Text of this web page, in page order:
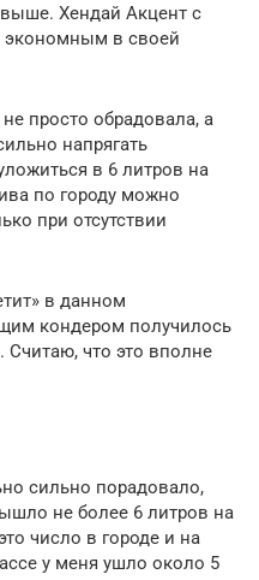
выше. Хендай Акцент с
экономным в своей
просто обрадовала, а
напрягать
в 6 литров на
по городу можно
при отсутствии
в данном
кондером получилось
что это вполне
сильно порадовало,
не более 6 литров на
число в городе и на
у меня ушло около 5